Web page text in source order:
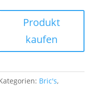
Produkt
kaufen
Bric's,